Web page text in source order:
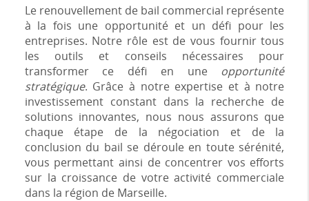
Le renouvellement de bail commercial représente
à la fois une opportunité et un défi pour les
entreprises. Notre rôle est de vous fournir tous
les outils et conseils nécessaires pour
transformer ce défi en une opportunité
stratégique. Grâce à notre expertise et à notre
investissement constant dans la recherche de
solutions innovantes, nous nous assurons que
chaque étape de la négociation et de la
conclusion du bail se déroule en toute sérénité,
vous permettant ainsi de concentrer vos efforts
sur la croissance de votre activité commerciale
dans la région de Marseille.